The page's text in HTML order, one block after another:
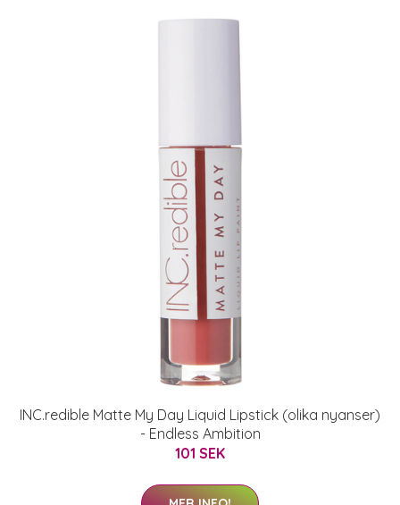
INC.redible Matte My Day Liquid Lipstick (olika nyanser)
- Endless Ambition
101 SEK